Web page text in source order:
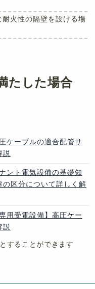
火性の隔壁を設ける場
たした場合
ケーブルの適合配管サ
説
ント電気設備の基礎知
区分について詳しく解
用受電設備】高圧ケー
説
することができます